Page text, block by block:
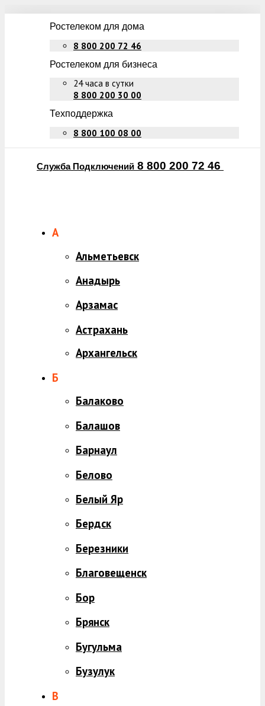
Ростелеком для дома
8 800 200 72 46
Ростелеком для бизнеса
24 часа в сутки
8 800 200 30 00
Техподдержка
8 800 100 08 00
Служба Подключений 8 800 200 72 46
А
Альметьевск
Анадырь
Арзамас
Астрахань
Архангельск
Б
Балаково
Балашов
Барнаул
Белово
Белый Яр
Бердск
Березники
Благовещенск
Бор
Брянск
Бугульма
Бузулук
В